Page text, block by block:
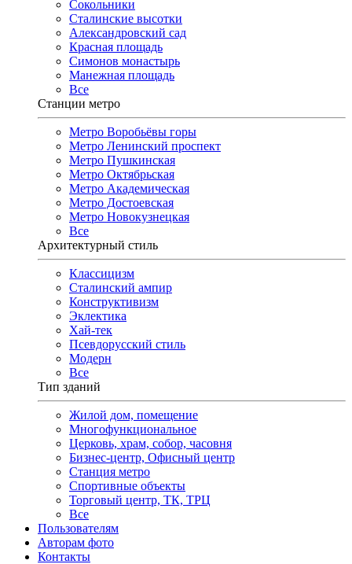
Сокольники
Сталинские высотки
Александровский сад
Красная площадь
Симонов монастырь
Манежная площадь
Все
Станции метро
Метро Воробьёвы горы
Метро Ленинский проспект
Метро Пушкинская
Метро Октябрьская
Метро Академическая
Метро Достоевская
Метро Новокузнецкая
Все
Архитектурный стиль
Классицизм
Сталинский ампир
Конструктивизм
Эклектика
Хай-тек
Псевдорусский стиль
Модерн
Все
Тип зданий
Жилой дом, помещение
Многофункциональное
Церковь, храм, собор, часовня
Бизнес-центр, Офисный центр
Станция метро
Спортивные объекты
Торговый центр, ТК, ТРЦ
Все
Пользователям
Авторам фото
Контакты